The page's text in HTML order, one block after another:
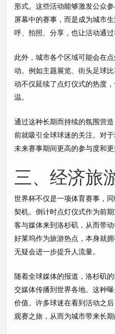
形式。这些活动能够激发公众
屏幕中的赛事，而是成为城市
呼、拍照、分享，也让活动通过
此外，城市各个区域可能会在
动。例如主题展览、街头足球
动不仅延续了点灯仪式的热度
温。
通过这种长期而持续的氛围营
前就吸引全球球迷的关注。对
未来赛事期间更高的参与度和更
三、经济旅
世界杯不仅是一项体育赛事，
契机。倒计时点灯仪式作为前
客与媒体来到洛杉矶，从而带
好莱坞作为旅游热点，本身就
无疑会进一步提升人流量。
随着全球媒体的报道，洛杉矶
交媒体传播到世界各地。这种
价值。许多球迷在看到活动之
观赛之旅，从而为城市带来长期